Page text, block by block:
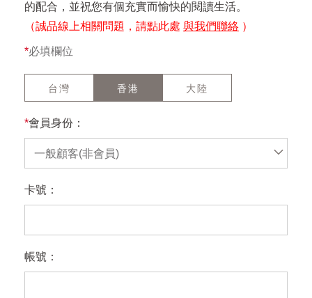
的配合，並祝您有個充實而愉快的閱讀生活。
（誠品線上相關問題，請點此處 與我們聯絡 ）
*必填欄位
台灣 香港 大陸
*會員身份：
一般顧客(非會員)
卡號：
帳號：